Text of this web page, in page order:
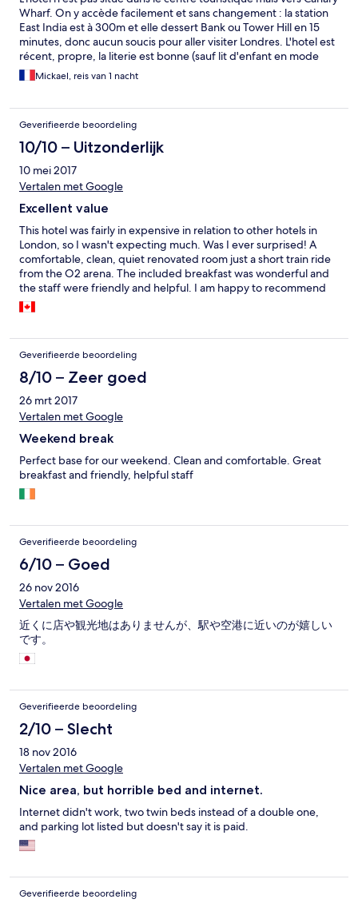
Wharf. On y accède facilement et sans changement : la station
East India est à 300m et elle dessert Bank ou Tower Hill en 15
minutes, donc aucun soucis pour aller visiter Londres. L'hotel est
récent, propre, la literie est bonne (sauf lit d'enfant en mode
planche de bois, on y a rajouté une couette au fond) le
personnel sympathique et serviable, le petit dejeuner inclus
climatisé! Nous y sommes allé en periode de bonnes chaleurs, il
faisait 30° au bas mot dans la chambre! Nous etions en plus côté
route, donc impossible de dormir la fenêtre entrouverte.
Heureusement qu'ils pretaient gentiment des ventilateurs,
sinon nous n'aurions pas pu dormir. Bref, pour une petite
100aine d'euros la nuit, ne vous embetez pas à prendre un hotel
sejourner en été!
Mickael, reis van 1 nacht
Geverifieerde beoordeling
10/10 – Uitzonderlijk
10 mei 2017
Vertalen met Google
Excellent value
This hotel was fairly in expensive in relation to other hotels in
London, so I wasn't expecting much. Was I ever surprised! A
comfortable, clean, quiet renovated room just a short train ride
from the O2 arena. The included breakfast was wonderful and
the staff were friendly and helpful. I am happy to recommend
this hotel without hesitation.
Geverifieerde beoordeling
8/10 – Zeer goed
26 mrt 2017
Vertalen met Google
Weekend break
Perfect base for our weekend. Clean and comfortable. Great
breakfast and friendly, helpful staff
Geverifieerde beoordeling
6/10 – Goed
26 nov 2016
Vertalen met Google
近くに店や観光地はありませんが、駅や空港に近いのが嬉しい
です。
Geverifieerde beoordeling
2/10 – Slecht
18 nov 2016
Vertalen met Google
Nice area, but horrible bed and internet.
Internet didn't work, two twin beds instead of a double one,
and parking lot listed but doesn't say it is paid.
Geverifieerde beoordeling